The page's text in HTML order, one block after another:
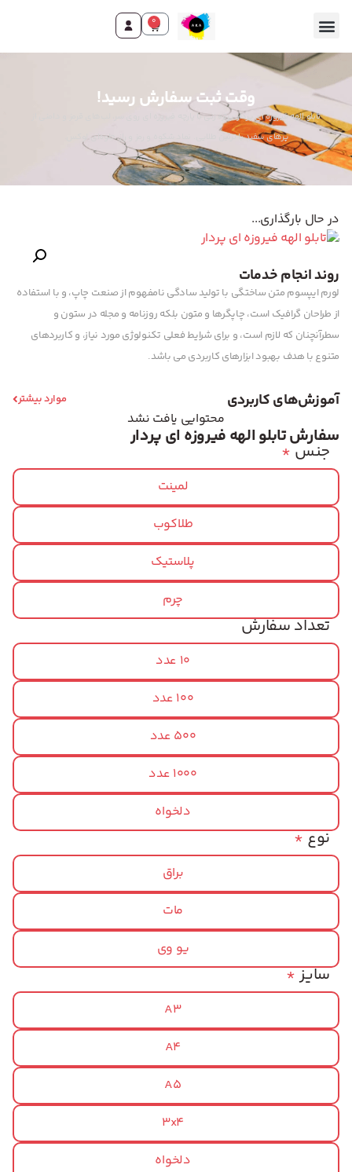
0
وقت ثبت سفارش رسید!
تابلو الهه فیروزه ای پردار: پرتره زنی با پارچه فیروزه ای روی سر، لب‌های قرمز و دامنی از
پرهای سفید با تزئین طلایی. نماد شکوه و رمز و راز. جلوه‌ای لوکس.
در حال بارگذاری...
روند انجام خدمات
لورم ایپسوم متن ساختگی با تولید سادگی نامفهوم از صنعت چاپ، و با استفاده
از طراحان گرافیک است، چاپگرها و متون بلکه روزنامه و مجله در ستون و
سطرآنچنان که لازم است، و برای شرایط فعلی تکنولوژی مورد نیاز، و کاربردهای
متنوع با هدف بهبود ابزارهای کاربردی می باشد.
آموزش‌های کاربردی موارد بیشتر
محتوایی یافت نشد
سفارش تابلو الهه فیروزه ای پردار
* جنس
لمینت
طلاکوب
پلاستیک
چرم
تعداد سفارش
10 عدد
100 عدد
500 عدد
1000 عدد
دلخواه
*نوع
براق
مات
یو وی
*سایز
A3
A4
A5
3x4
دلخواه